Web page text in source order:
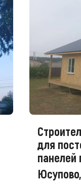
для
панелей